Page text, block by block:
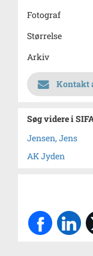
Fotograf
Størrelse
Arkiv
Kontakt
Søg videre i
Jensen, Jens
AK Jyden